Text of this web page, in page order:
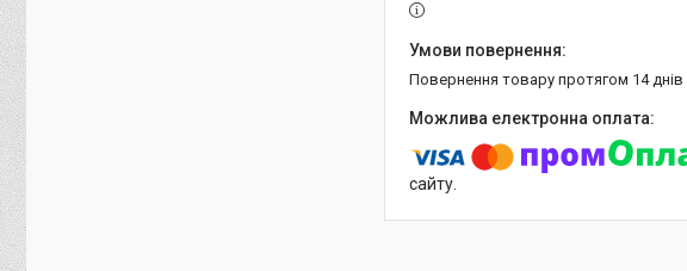
повернення товару протягом 14 днів
сайту.